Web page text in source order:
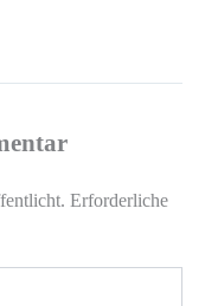
Erforderliche